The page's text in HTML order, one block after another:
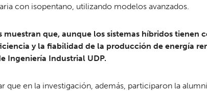
con isopentano, utilizando modelos avanzados.
muestran que, aunque los sistemas híbridos
y la fiabilidad de la producción de energía
Ingeniería Industrial UDP.
que en la investigación, además, participaron la